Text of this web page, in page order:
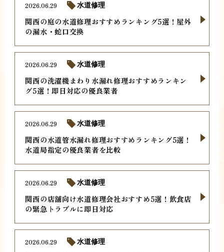
関西の庭の水道修理おすすめランキング5選！屋外
の漏水・蛇口交換
2026.06.29 水道修理
関西の洗濯機まわり水漏れ修理おすすめランキン
グ5選！即日対応の優良業者
2026.06.29 水道修理
関西の水道管水漏れ修理おすすめランキング5選！
水道局指定の優良業者を比較
2026.06.29 水道修理
関西の店舗向け水道修理会社おすすめ5選！飲食店
の緊急トラブルに即日対応
2026.06.29 水道修理
2026.06.29 水道修理